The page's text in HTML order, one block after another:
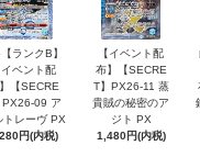
ランクB】
ベント配
【SECRE
PX26-09 ア
トレーヴ PX
円(内税)
【イベント配
布】【SECRE
T】PX26-11 蒸
貴賊の秘密のア
ジト PX
1,480円(内税)